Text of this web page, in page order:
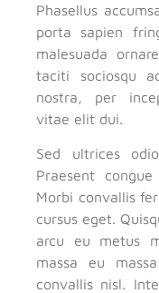
Phasellus
porta sapien
malesuada
taciti sociosqu
nostra, per
vitae elit dui.
Sed ultrices
Praesent
Morbi convallis
cursus eget.
arcu eu metus
massa eu
convallis nisl.